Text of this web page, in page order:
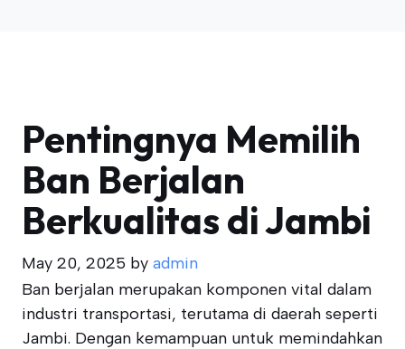
Pentingnya Memilih
Ban Berjalan
Berkualitas di Jambi
May 20, 2025 by admin
Ban berjalan merupakan komponen vital dalam
industri transportasi, terutama di daerah seperti
Jambi. Dengan kemampuan untuk memindahkan